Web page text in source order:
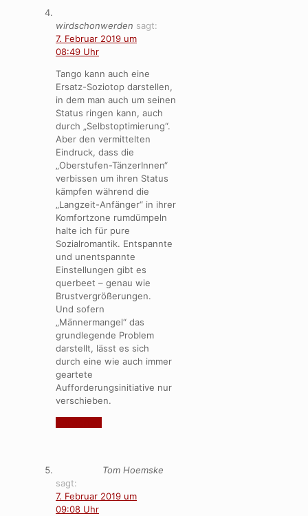
wirdschonwerden sagt:
7. Februar 2019 um
08:49 Uhr
Tango kann auch eine
Ersatz-Soziotop darstellen,
in dem man auch um seinen
Status ringen kann, auch
durch „Selbstoptimierung“.
Aber den vermittelten
Eindruck, dass die
„Oberstufen-TänzerInnen“
verbissen um ihren Status
kämpfen während die
„Langzeit-Anfänger“ in ihrer
Komfortzone rumdümpeln
halte ich für pure
Sozialromantik. Entspannte
und unentspannte
Einstellungen gibt es
querbeet – genau wie
Brustvergrößerungen.
Und sofern
„Männermangel“ das
grundlegende Problem
darstellt, lässt es sich
durch eine wie auch immer
geartete
Aufforderungsinitiative nur
verschieben.
Tom Hoemske
sagt:
7. Februar 2019 um
09:08 Uhr